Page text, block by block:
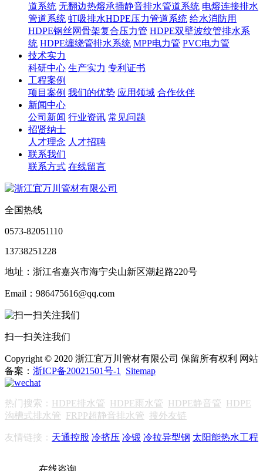
道系统 无翻边热熔承插静音排水管道系统 电熔连接排水
管道系统 虹吸排水HDPE压力管道系统 给水消防用
HDPE钢丝网骨架复合压力管 HDPE双壁波纹管排水系
统 HDPE缠绕管排水系统 MPP电力管 PVC电力管
技术实力
科研中心 生产实力 专利证书
工程案例
项目案例 我们的优势 应用领域 合作伙伴
新闻中心
公司新闻 行业资讯 常见问题
招贤纳士
人才理念 人才招聘
联系我们
联系方式 在线留言
全国热线
0573-82051110
13738251228
地址：浙江省嘉兴市海宁尖山新区潮起路220号
Email：986475616@qq.com
扫一扫关注我们
Copyright © 2020 浙江宜万川管材有限公司 保留所有权利 网站
备案： 浙ICP备20021501号-1 Sitemap
热门搜索： HDPE排水管 HDPE雨水管 HDPE静音管 HDPE
沟槽式排水管 FRPP超静音排水管 搜外友链
友情链接： 天通控股 冷挤压 冷锻 冷拉异型钢 太阳能热水工程